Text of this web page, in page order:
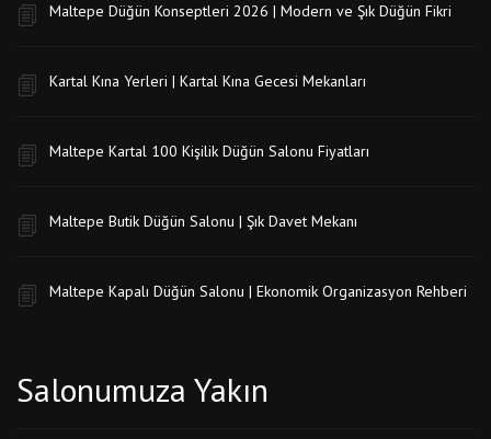
Maltepe Düğün Konseptleri 2026 | Modern ve Şık Düğün Fikri
Kartal Kına Yerleri | Kartal Kına Gecesi Mekanları
Maltepe Kartal 100 Kişilik Düğün Salonu Fiyatları
Maltepe Butik Düğün Salonu | Şık Davet Mekanı
Maltepe Kapalı Düğün Salonu | Ekonomik Organizasyon Rehberi
Salonumuza Yakın